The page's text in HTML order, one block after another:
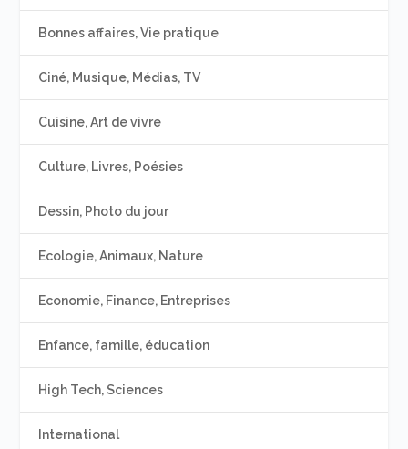
Bonnes affaires, Vie pratique
Ciné, Musique, Médias, TV
Cuisine, Art de vivre
Culture, Livres, Poésies
Dessin, Photo du jour
Ecologie, Animaux, Nature
Economie, Finance, Entreprises
Enfance, famille, éducation
High Tech, Sciences
International